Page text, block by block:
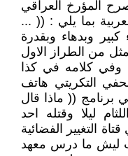
المؤرخ العراقي
بما يلي : (( ...
وبدهاء وبقدرة
من الطراز الاول
كلامه في كذا
التكريتي هاتف
برنامج (( ماذا قال
ليلا وقتله احد
/ في قتاة التغيير الفضائية
كلت ليش ما درس معهد